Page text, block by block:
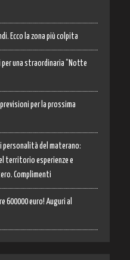
Ecco la zona più colpita
per una straordinaria “Notte
per la prossima
personalità del materano:
territorio esperienze e
Complimenti
600000 euro! Auguri al